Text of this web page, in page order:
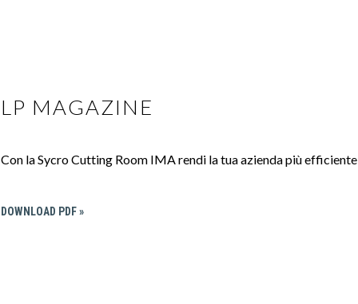
LP MAGAZINE
Con la Sycro Cutting Room IMA rendi la tua azienda più efficiente
DOWNLOAD PDF »